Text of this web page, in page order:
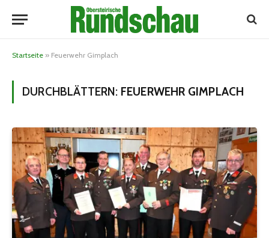
Startseite » Feuerwehr Gimplach
DURCHBLÄTTERN: FEUERWEHR GIMPLACH